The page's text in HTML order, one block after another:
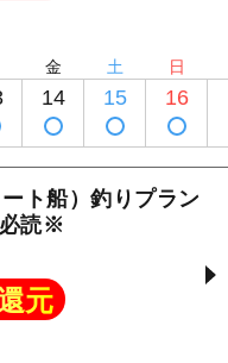
金
14
土
15
日
16
ト船）釣りプラン
読※
元